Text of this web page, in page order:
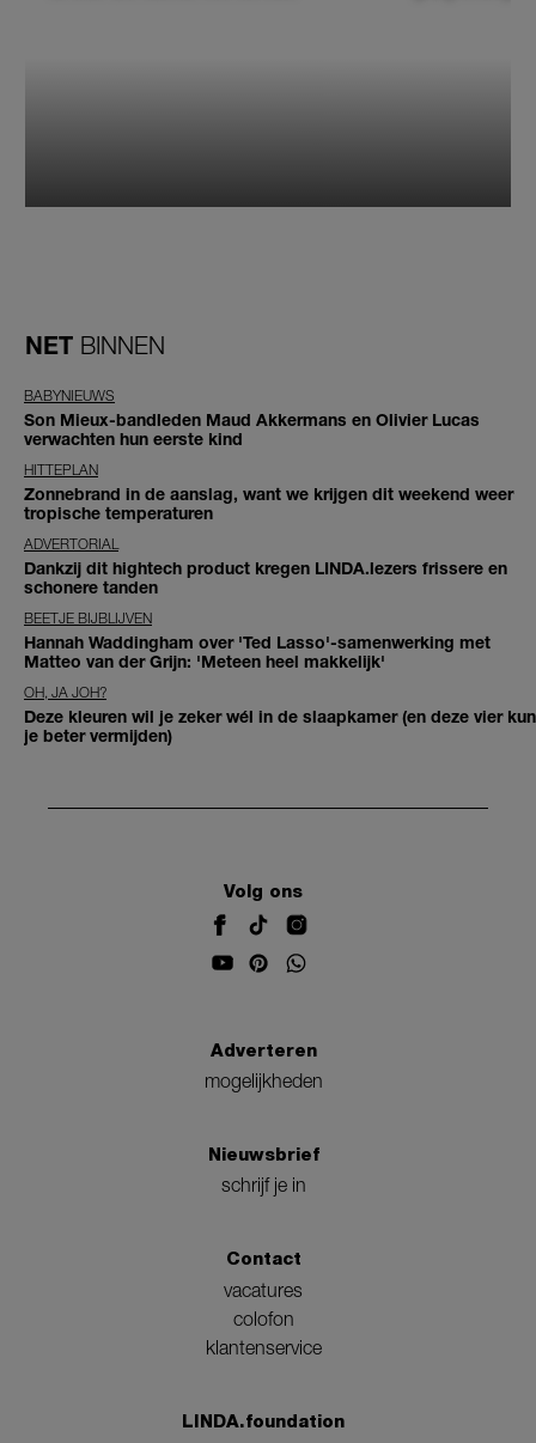
NET BINNEN
BABYNIEUWS
Son Mieux-bandleden Maud Akkermans en Olivier Lucas
verwachten hun eerste kind
HITTEPLAN
Zonnebrand in de aanslag, want we krijgen dit weekend weer
tropische temperaturen
ADVERTORIAL
Dankzij dit hightech product kregen LINDA.lezers frissere en
schonere tanden
BEETJE BIJBLIJVEN
Hannah Waddingham over 'Ted Lasso'-samenwerking met
Matteo van der Grijn: 'Meteen heel makkelijk'
OH, JA JOH?
Deze kleuren wil je zeker wél in de slaapkamer (en deze vier kun
je beter vermijden)
Volg ons
Adverteren
mogelijkheden
Nieuwsbrief
schrijf je in
Contact
vacatures
colofon
klantenservice
LINDA.foundation